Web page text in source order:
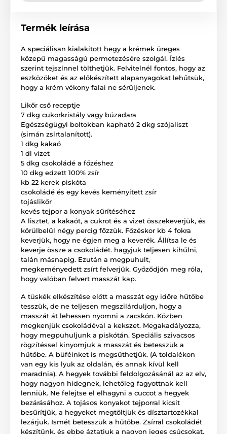
Termék leírása
A speciálisan kialakított hegy a krémek üreges
közepű magasságú permetezésére szolgál. Ízlés
szerint tejszínnel tölthetjük. Felvitelnél fontos, hogy az
eszközöket és az előkészített alapanyagokat lehűtsük,
hogy a krém vékony falai ne sérüljenek.
Likőr cső receptje
7 dkg cukorkristály vagy búzadara
Egészségügyi boltokban kapható 2 dkg szójaliszt
(simán zsírtalanított).
1 dkg kakaó
1 dl vizet
5 dkg csokoládé a főzéshez
10 dkg edzett 100% zsír
kb 22 kerek piskóta
csokoládé és egy kevés keményített zsír
tojáslikőr
kevés tejpor a konyak sűrítéséhez
A lisztet, a kakaót, a cukrot és a vizet összekeverjük, és
körülbelül négy percig főzzük. Főzéskor kb 4 fokra
keverjük, hogy ne égjen meg a keverék. Állítsa le és
keverje össze a csokoládét. hagyjuk teljesen kihűlni,
talán másnapig. Ezután a megpuhult,
megkeményedett zsírt felverjük. Győződjön meg róla,
hogy valóban felvert masszát kap.
A tüskék elkészítése előtt a masszát egy időre hűtőbe
tesszük, de ne teljesen megszilárduljon, hogy a
masszát át lehessen nyomni a zacskón. Közben
megkenjük csokoládéval a kekszet. Megakadályozza,
hogy megpuhuljunk a piskótán. Speciális szivacsos
rögzítéssel kinyomjuk a masszát és betesszük a
hűtőbe. A büféinket is megsüthetjük. (A toldalékon
van egy kis lyuk az oldalán, és annak kívül kell
maradnia). A hegyek további feldolgozásánál az az elv,
hogy nagyon hidegnek, lehetőleg fagyottnak kell
lenniük. Ne felejtse el elhagyni a cuccot a hegyek
bezárásához. A tojásos konyakot tejporral kicsit
besűrítjük, a hegyeket megtöltjük és dísztartozékkal
lezárjuk. Ismét betesszük a hűtőbe. Zsírral csokoládét
készítünk, és ebbe áztatjuk a nagyon jeges csúcsokat.